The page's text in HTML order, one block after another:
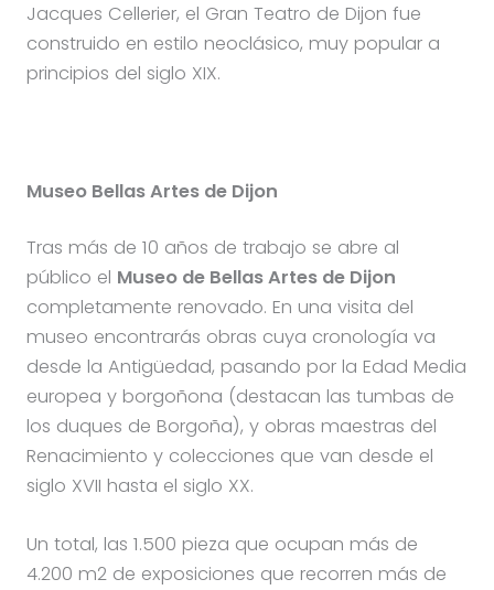
Jacques Cellerier, el Gran Teatro de Dijon fue
construido en estilo neoclásico, muy popular a
principios del siglo XIX.
Museo Bellas Artes de Dijon
Tras más de 10 años de trabajo se abre al
público el Museo de Bellas Artes de Dijon
completamente renovado. En una visita del
museo encontrarás obras cuya cronología va
desde la Antigüedad, pasando por la Edad Media
europea y borgoñona (destacan las tumbas de
los duques de Borgoña), y obras maestras del
Renacimiento y colecciones que van desde el
siglo XVII hasta el siglo XX.
Un total, las 1.500 pieza que ocupan más de
4.200 m2 de exposiciones que recorren más de